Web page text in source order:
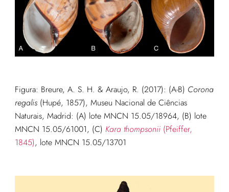
Figura: Breure, A. S. H. & Araujo, R. (2017): (A-B) Corona
regalis(Hupé, 1857), Museu Nacional de Ciências
Naturais, Madrid: (A) lote MNCN 15.05/18964, (B) lote
MNCN 15.05/61001, (C) Kara thompsonii(Pfeiffer,
1845), lote MNCN 15.05/13701